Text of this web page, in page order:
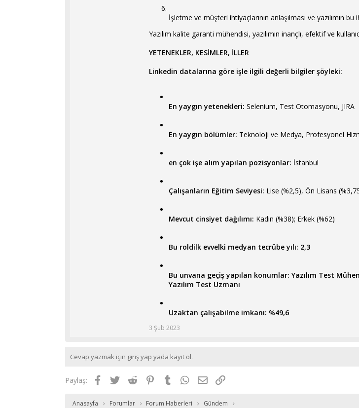
İşletme ve müşteri ihtiyaçlarının anlaşılması ve yazılımın
Yazılım kalite garanti mühendisi, yazılımın inançlı, efektif ve
YETENEKLER, KESİMLER, İLLER
Linkedin datalarına göre işle ilgili değerli bilgiler şöyleki:
En yaygın yetenekleri: Selenium, Test Otomasyonu, JIRA
En yaygın bölümler: Teknoloji ve Medya, Profesyonel
en çok işe alım yapılan pozisyonlar: İstanbul
Çalışanların Eğitim Seviyesi: Lise (%2,5), Ön Lisans
Mevcut cinsiyet dağılımı: Kadın (%38); Erkek (%62)
Bu roldilk evvelki medyan tecrübe yılı: 2,3
Bu unvana geçiş yapılan konumlar: Yazılım Test
Yazılım Test Uzmanı
Uzaktan çalışabilme imkanı: %49,6
3 Şub 2023
Cevap yazmak için giriş yap yada kayıt ol.
Paylaş: Facebook
TwitterReddit PinterestTumblr WhatsApp
E-postaLink
Anasayfa Forumlar Forum Haberleri Gündem